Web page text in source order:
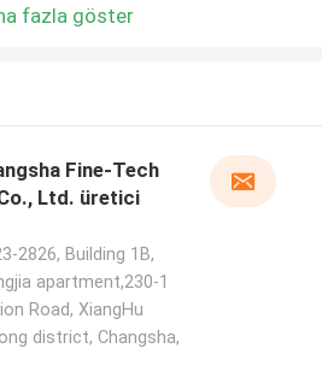
fazla göster
Fine-Tech
Ltd. üretici
2826, Building 1B,
apartment,230-1
Road, XiangHu
district, Changsha,